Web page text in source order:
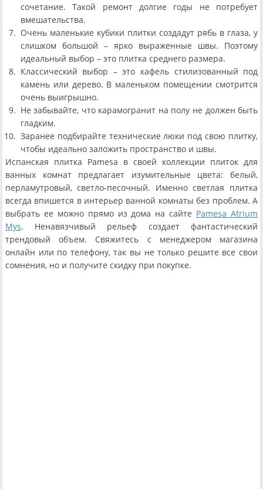
сочетание. Такой ремонт долгие годы не потребует
вмешательства.
Очень маленькие кубики плитки создадут рябь в глаза, у
слишком большой – ярко выраженные швы. Поэтому
идеальный выбор – это плитка среднего размера.
Классический выбор – это кафель стилизованный под
камень или дерево. В маленьком помещении смотрится
очень выигрышно.
Не забывайте, что карамогранит на полу не должен быть
гладким.
Заранее подбирайте технические люки под свою плитку,
чтобы идеально заложить пространство и швы.
Испанская плитка Pamesa в своей коллекции плиток для
ванных комнат предлагает изумительные цвета: белый,
перламутровый, светло-песочный. Именно светлая плитка
всегда впишется в интерьер ванной комнаты без проблем. А
выбрать ее можно прямо из дома на сайте Pamesa Atrium
Mys. Ненавязчивый рельеф создает фантастический
трендовый объем. Свяжитесь с менеджером магазина
онлайн или по телефону, так вы не только решите все свои
сомнения, но и получите скидку при покупке.